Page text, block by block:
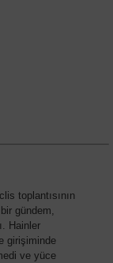
toplantısının
gündem,
Hainler
girişiminde
ve yüce